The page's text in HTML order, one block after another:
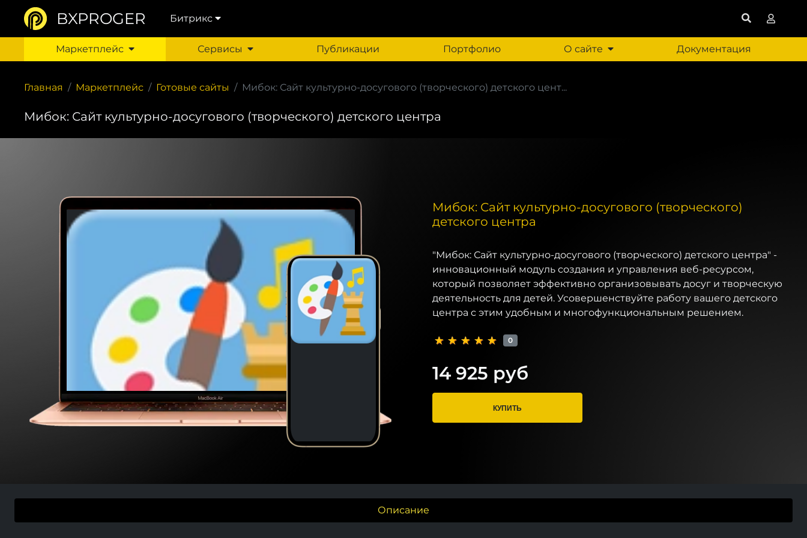
BXPROGER Битрикс
Маркетплейс Сервисы Публикации Портфолио О сайте Документация
Главная Маркетплейс Готовые сайты Мибок: Сайт культурно-досугового (творческого) детского цент...
Мибок: Сайт культурно-досугового (творческого) детского центра
Мибок: Сайт культурно-досугового (творческого)
детского центра
"Мибок: Сайт культурно-досугового (творческого) детского центра" -
инновационный модуль создания и управления веб-ресурсом,
который позволяет эффективно организовывать досуг и творческую
деятельность для детей. Усовершенствуйте работу вашего детского
центра с этим удобным и многофункциональным решением.
0
14 925 руб
КУПИТЬ
Описание